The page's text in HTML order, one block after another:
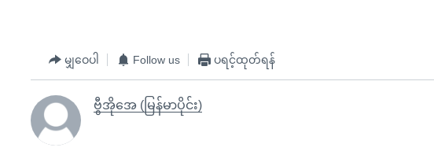
မျှဝေပါ Follow us ပရင့်ထုတ်ရန်
ဗွီအိုအေ (မြန်မာပိုင်း)